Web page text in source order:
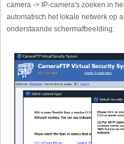
camera -> IP-camera's zoeken in
automatisch het lokale netwerk op
onderstaande schermafbeelding: